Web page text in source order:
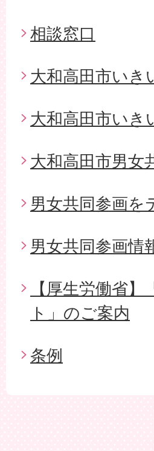
相談窓口
大和高田市いき
大和高田市いき
大和高田市男女
男女共同参画を
男女共同参画情
【厚生労働省
ト」のご案内
条例